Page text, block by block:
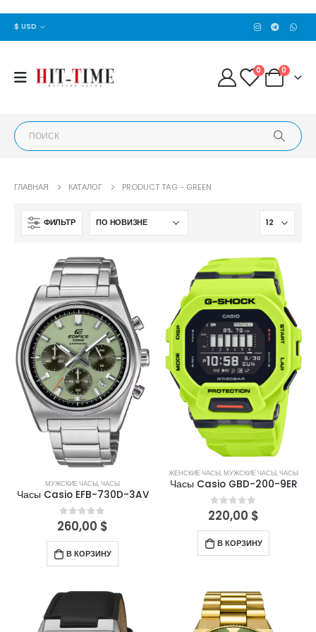
$ USD
0 0
ГЛАВНАЯ КАТАЛОГ PRODUCT TAG - GREEN
ФИЛЬТР
МУЖСКИЕ ЧАСЫ,ЧАСЫ
Часы Casio EFB-730D-3AV
0out of 5
260,00 $
В КОРЗИНУ
ЖЕНСКИЕ ЧАСЫ,МУЖСКИЕ ЧАСЫ,ЧАСЫ
Часы Casio GBD-200-9ER
0out of 5
220,00 $
В КОРЗИНУ